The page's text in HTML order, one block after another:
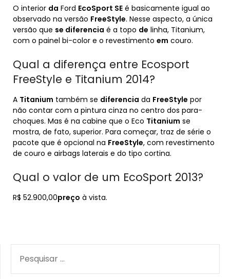
O interior da Ford EcoSport SE é basicamente igual ao
observado na versão FreeStyle. Nesse aspecto, a única
versão que se diferencia é a topo de linha, Titanium,
com o painel bi-color e o revestimento em couro.
Qual a diferença entre Ecosport
FreeStyle e Titanium 2014?
A Titanium também se diferencia da FreeStyle por
não contar com a pintura cinza no centro dos para-
choques. Mas é na cabine que o Eco Titanium se
mostra, de fato, superior. Para começar, traz de série o
pacote que é opcional na FreeStyle, com revestimento
de couro e airbags laterais e do tipo cortina.
Qual o valor de um EcoSport 2013?
R$ 52.900,00preço à vista.
POR: